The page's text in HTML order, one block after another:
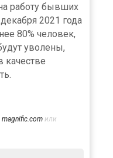
работу бывших
2021 года
80% человек,
уволены,
качестве
magnific.com или